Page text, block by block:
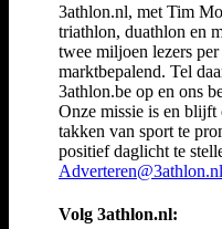
3athlon.nl, met Tim
triathlon, duathlon en
twee miljoen lezers
marktbepalend. Tel
3athlon.be op en ons
Onze missie is en blijft
takken van sport te
positief daglicht te
Adverteren@3athlon.nl
Volg 3athlon.nl: